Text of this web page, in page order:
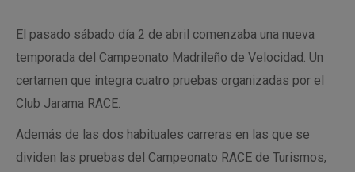
El pasado sábado día 2 de abril comenzaba una nueva
temporada del Campeonato Madrileño de Velocidad. Un
certamen que integra cuatro pruebas organizadas por el
Club Jarama RACE.
Además de las dos habituales carreras en las que se
dividen las pruebas del Campeonato RACE de Turismos,